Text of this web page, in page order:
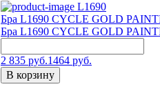
L1690
Бра L1690 CYCLE GOLD
Бра L1690 CYCLE GOLD
2 835 руб.1464 руб.
В корзину